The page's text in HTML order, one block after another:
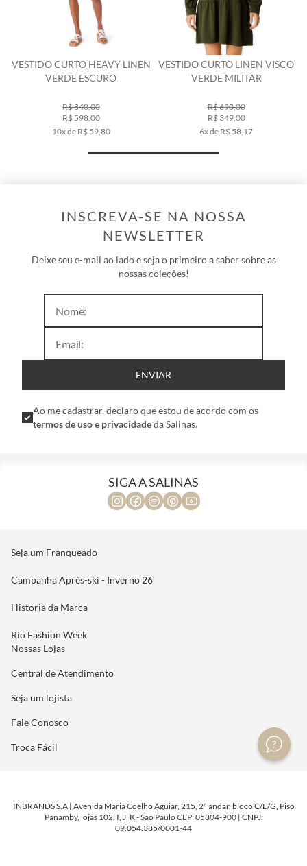
VESTIDO CURTO HEAVY LINEN
VERDE ESCURO
R$ 840,00
R$ 598,00
10x de R$ 59,80
VESTIDO CURTO LINEN VISCO
VERDE MILITAR
R$ 690,00
R$ 349,00
6x de R$ 58,17
INSCREVA-SE NA NOSSA
NEWSLETTER
Deixe seu e-mail ao lado e seja o primeiro a saber sobre as
nossas coleções!
ENVIAR
Ao me cadastrar, declaro que estou de acordo com os
termos de uso e privacidadeda Salinas.
SIGA A SALINAS
Seja um Franqueado
Campanha Aprés-ski - Inverno 26
Historia da Marca
Rio Fashion Week
Nossas Lojas
Central de Atendimento
Seja um lojista
Fale Conosco
Troca Fácil
INBRANDS S.A | Avenida Maria Coelho Aguiar, 215, 2º andar, bloco C/E/G, Piso
Panamby, lojas 102, I, J, K - São Paulo CEP: 05804-900 | CNPJ:
09.054.385/0001-44